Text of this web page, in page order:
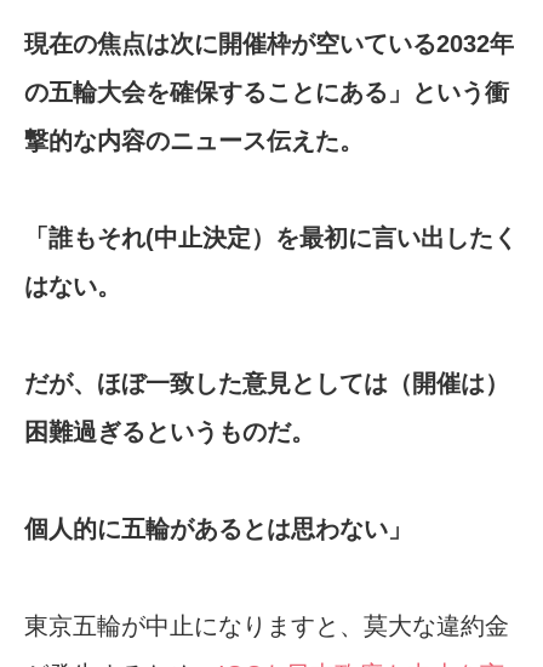
現在の焦点は次に開催枠が空いている2032年
の五輪大会を確保することにある」という衝
撃的な内容のニュース伝えた。
「誰もそれ(中止決定）を最初に言い出したく
はない。
だが、ほぼ一致した意見としては（開催は）
困難過ぎるというものだ。
個人的に五輪があるとは思わない」
東京五輪が中止になりますと、莫大な違約金